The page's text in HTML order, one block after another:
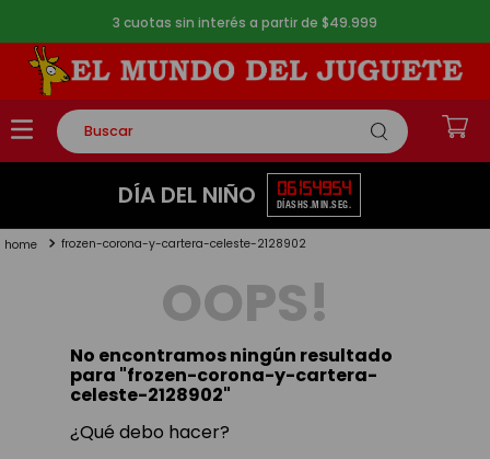
3 cuotas sin interés a partir de $49.999
Buscar
TÉRMINOS MÁS BUSCADOS
2.
lego
toy story
DÍA DEL NIÑO 06
DÍAS
15
HS.
49
MIN.
53
SEG.
frozen-corona-y-cartera-celeste-2128902
OOPS!
No encontramos ningún resultado
para "frozen-corona-y-cartera-
celeste-2128902"
¿Qué debo hacer?